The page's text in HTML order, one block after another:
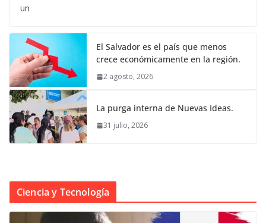
un
El Salvador es el país que menos
crece económicamente en la región.
2 agosto, 2026
La purga interna de Nuevas Ideas.
31 julio, 2026
Ciencia y Tecnología